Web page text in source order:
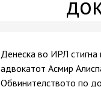
Денеска во ИРЛ стигна
адвокатот Асмир
Обвинителството по